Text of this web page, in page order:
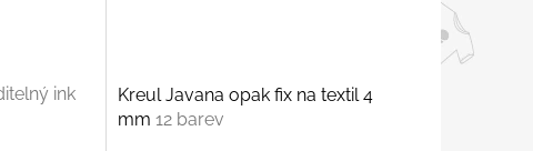
ink
Kreul Javana opak fix na textil 4
mm 12 barev